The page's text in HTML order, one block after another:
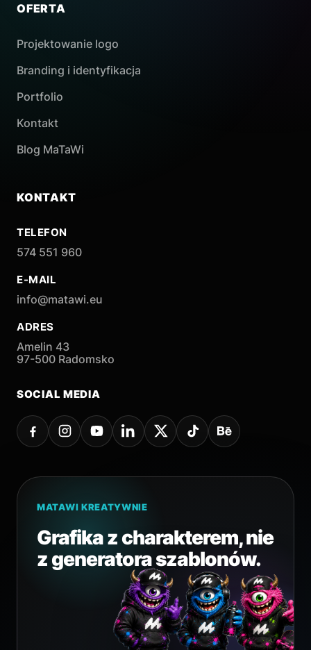
OFERTA
Projektowanie logo
Branding i identyfikacja
Portfolio
Kontakt
Blog MaTaWi
KONTAKT
TELEFON
574 551 960
E-MAIL
info@matawi.eu
ADRES
Amelin 43
97-500 Radomsko
SOCIAL MEDIA
MATAWI KREATYWNIE
Grafika z charakterem, nie
z generatora szablonów.